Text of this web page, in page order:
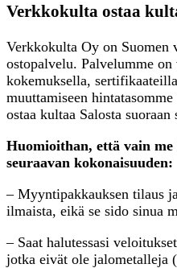
Verkkokulta ostaa
Verkkokulta Oy on Suomen
ostopalvelu. Palvelumme
kokemuksella,
muuttamiseen
ostaa kultaa Salosta
Huomioithan, että vain
seuraavan kokonaisuuden:
– Myyntipakkauksen tilaus
ilmaista, eikä se sido sinua
– Saat halutessasi
jotka eivät ole jalometalleja